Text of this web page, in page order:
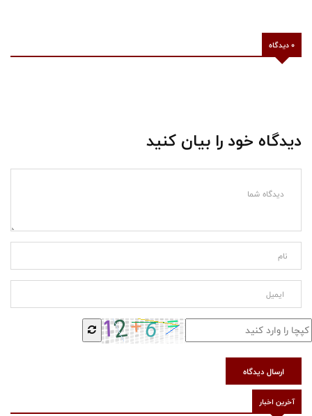
0 دیدگاه
دیدگاه خود را بیان کنید
ارسال دیدگاه
آخرین اخبار